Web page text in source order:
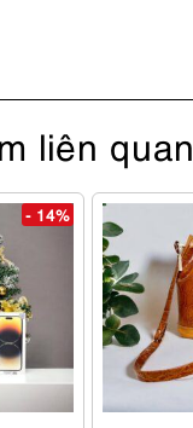
liên quan
- 14%